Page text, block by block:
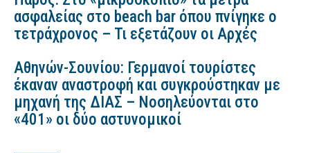
ασφαλείας στο beach bar όπου πνίγηκε ο
τετράχρονος – Τι εξετάζουν οι Αρχές
Αθηνών-Σουνίου: Γερμανοί τουρίστες
έκαναν αναστροφή και συγκρούστηκαν με
μηχανή της ΔΙΑΣ – Νοσηλεύονται στο
«401» οι δύο αστυνομικοί